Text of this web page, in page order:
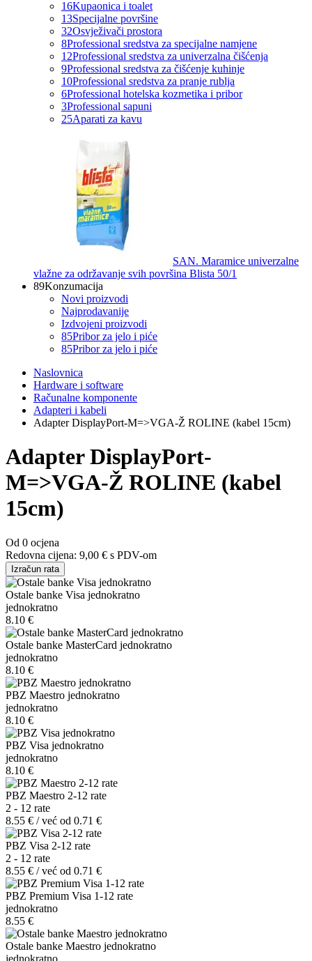
16Kupaonica i toalet
13Specijalne površine
32Osvježivači prostora
8Professional sredstva za specijalne namjene
12Professional sredstva za univerzalna čišćenja
9Professional sredstva za čišćenje kuhinje
10Professional sredstva za pranje rublja
6Professional hotelska kozmetika i pribor
3Professional sapuni
25Aparati za kavu
SAN. Maramice univerzalne
vlažne za održavanje svih površina Blista 50/1
89Konzumacija
Novi proizvodi
Najprodavanije
Izdvojeni proizvodi
85Pribor za jelo i piće
85Pribor za jelo i piće
Naslovnica
Hardware i software
Računalne komponente
Adapteri i kabeli
Adapter DisplayPort-M=>VGA-Ž ROLINE (kabel 15cm)
Adapter DisplayPort-
M=>VGA-Ž ROLINE (kabel
15cm)
Od 0 ocjena
Redovna cijena: 9,00 € s PDV-om
Izračun rata
Ostale banke Visa jednokratno
jednokratno
8.10 €
Ostale banke MasterCard jednokratno
jednokratno
8.10 €
PBZ Maestro jednokratno
jednokratno
8.10 €
PBZ Visa jednokratno
jednokratno
8.10 €
PBZ Maestro 2-12 rate
2 - 12 rate
8.55 € / već od 0.71 €
PBZ Visa 2-12 rate
2 - 12 rate
8.55 € / već od 0.71 €
PBZ Premium Visa 1-12 rate
jednokratno
8.55 €
Ostale banke Maestro jednokratno
jednokratno